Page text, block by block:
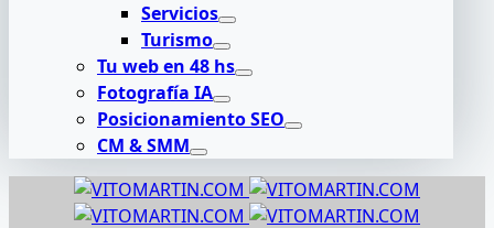
Servicios
Turismo
Tu web en 48 hs
Fotografía IA
Posicionamiento SEO
CM & SMM